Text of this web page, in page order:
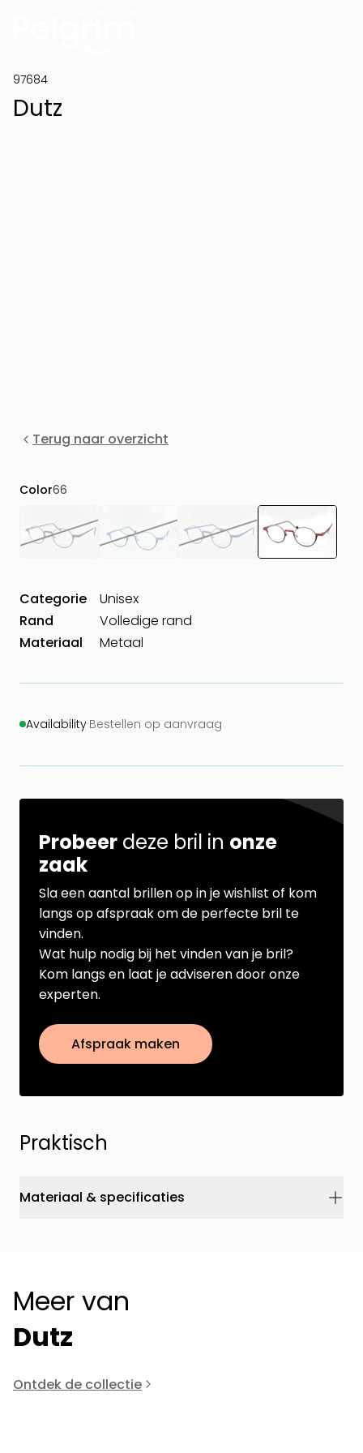
97684
Dutz
Terug naar overzicht
Color66
Categorie
Unisex
Rand
Volledige rand
Materiaal
Metaal
Availability·Bestellen op aanvraag
Probeer deze bril in onze
zaak
Sla een aantal brillen op in je wishlist of kom
langs op afspraak om de perfecte bril te
vinden.
Wat hulp nodig bij het vinden van je bril?
Kom langs en laat je adviseren door onze
experten.
Afspraak maken
Praktisch
Materiaal & specificaties
Meer van
Dutz
Ontdek de collectie